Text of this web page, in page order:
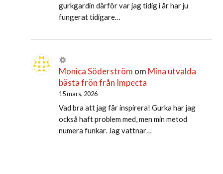
gurkgardin därför var jag tidig i år har ju
fungerat tidigare…
Monica Söderström om Mina utvalda
bästa frön från Impecta
15 mars, 2026
Vad bra att jag får inspirera! Gurka har jag
också haft problem med, men min metod
numera funkar. Jag vattnar…